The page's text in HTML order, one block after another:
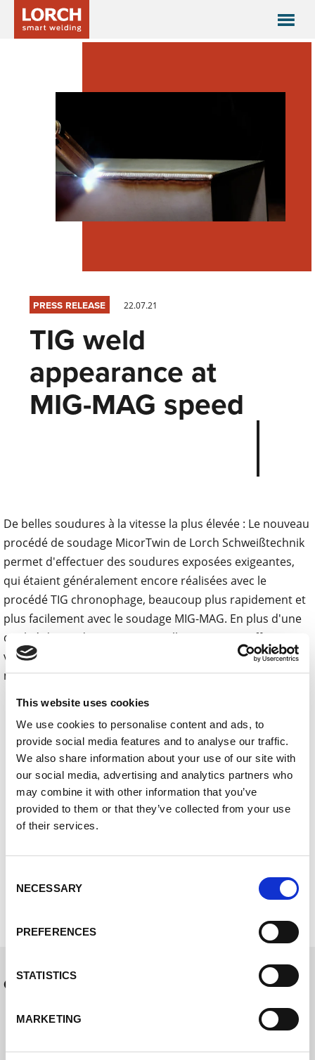
This website uses cookies
We use cookies to personalise content and ads, to
provide social media features and to analyse our traffic.
We also share information about your use of our site with
our social media, advertising and analytics partners who
may combine it with other information that you’ve
provided to them or that they’ve collected from your use
of their services.
Selection
NECESSARY
PREFERENCES
STATISTICS
MARKETING
PRESS RELEASE 22.07.21
TIG weld
appearance at
MIG-MAG speed
De belles soudures à la vitesse la plus élevée : Le nouveau
procédé de soudage MicorTwin de Lorch Schweißtechnik
permet d'effectuer des soudures exposées exigeantes,
qui étaient généralement encore réalisées avec le
procédé TIG chronophage, beaucoup plus rapidement et
plus facilement avec le soudage MIG-MAG. En plus d'une
qualité de soudure exceptionnelle, MicorTwin offre une
vitesse de soudage deux fois plus élevée et une
manipulation beaucoup plus facile que le procédé TIG.
Downloads
PI_MicorTwin_final_EN.docx
01_Lorch_MicorTwin.jpg
02_Lorch-Vergleich_WIG_ MicorTwin.tif
03_Lorch_MicorTwin_Nahtschuppung.tif
04_LORCH_MicorTwin_Alu_Rundnaht_Fahrradrah
05_Lorch_MicorMIG_Pulse_Family.tif
Other news